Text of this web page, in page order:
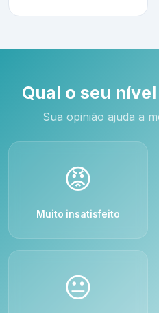
Qual o seu
Sua opinião ajuda a
😡
Muito insatisfeito
😐